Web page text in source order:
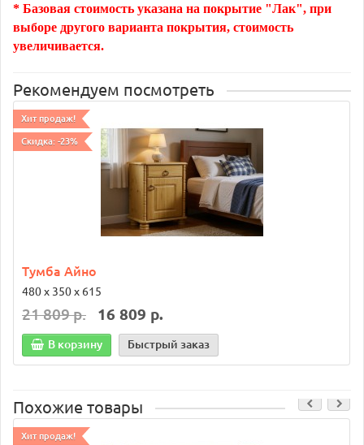
* Базовая стоимость указана на покрытие "Лак", при
выборе другого варианта покрытия, стоимость
увеличивается.
Рекомендуем посмотреть
Хит продаж!
Скидка: -23%
Тумба Айно
480 х 350 х 615
21 809 р. 16 809 р.
В корзину Быстрый заказ
Похожие товары
Хит продаж!